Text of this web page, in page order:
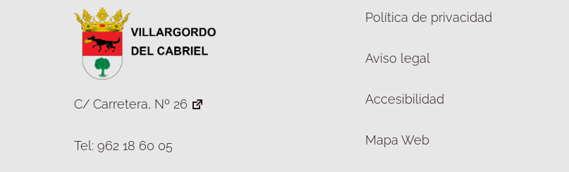
C/ Carretera, Nº 26
Tel: 962 18 60 05
Política de privacidad
Aviso legal
Accesibilidad
Mapa Web